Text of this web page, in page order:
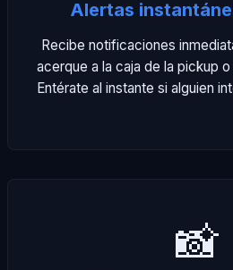
Alertas
Recibe notificaciones
acerque a la caja de la pickup
Entérate al instante si alguien
📸